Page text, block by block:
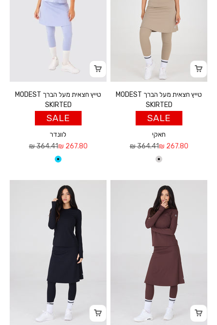
טייץ חצאית מעל הברך MODEST
SKIRTED
SALE
חאקי
מחיר מבצע
267.80 ₪ מחיר רגיל
364.41 ₪
חאקי
טייץ חצאית מעל הברך MODEST
SKIRTED
SALE
לוונדר
מחיר מבצע
267.80 ₪ מחיר רגיל
364.41 ₪
לוונדר